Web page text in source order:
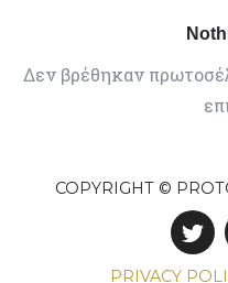
Δεν βρέθηκαν
COPYRIGHT ©
PRIVACY